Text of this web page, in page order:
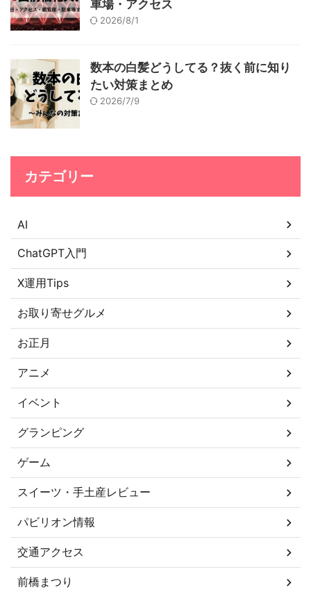
車場・アクセス
2026/8/1
数本の白髪どうしてる？抜く前に知り
たい対策まとめ
2026/7/9
カテゴリー
AI
ChatGPT入門
X運用Tips
お取り寄せグルメ
お正月
アニメ
イベント
グランピング
ゲーム
スイーツ・手土産レビュー
パビリオン情報
交通アクセス
前橋まつり